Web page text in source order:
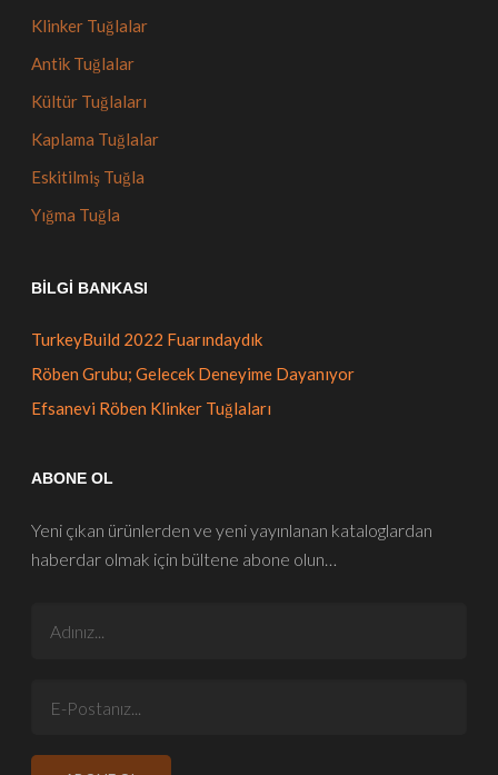
Klinker Tuğlalar
Antik Tuğlalar
Kültür Tuğlaları
Kaplama Tuğlalar
Eskitilmiş Tuğla
Yığma Tuğla
BILGI BANKASI
TurkeyBuild 2022 Fuarındaydık
Röben Grubu; Gelecek Deneyime Dayanıyor
Efsanevi Röben Klinker Tuğlaları
ABONE OL
Yeni çıkan ürünlerden ve yeni yayınlanan kataloglardan
haberdar olmak için bültene abone olun…